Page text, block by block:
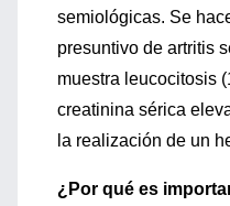
semiológicas. Se
presuntivo de artritis
muestra leucocitosis
creatinina sérica
la realización de un
¿Por qué es